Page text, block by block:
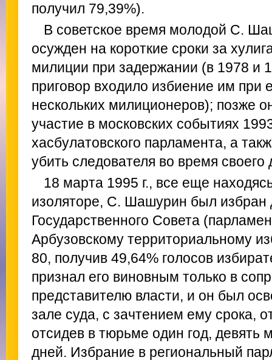
получил 79,39%).
В советское время молодой С.
осужден на короткие сроки за
милиции при задержании (в 1978 и
приговор входило избиение им при
нескольких милиционеров); позже
участие в московских событиях
хасбулатовского парламента, а
убить следователя во время своего
18 марта 1995 г., все еще
изоляторе, С. Шашурин был избран
Государственного Совета
Арбузовскому территориальному
80, получив 49,64% голосов
признал его виновным только в
представителю власти, и он был
зале суда, с зачтением ему срока,
отсидев в тюрьме один год, девять
дней. Избрание в региональный